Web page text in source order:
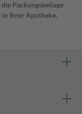
Packungsbeilage
Ihrer Apotheke.